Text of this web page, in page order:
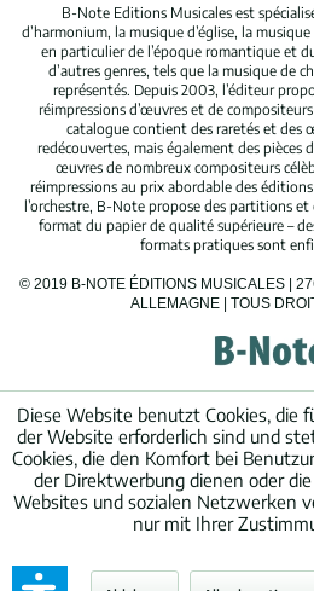
B-Note Editions Musicales est
d’harmonium, la musique d’église, la
en particulier de l’époque romantique et
d’autres genres, tels que la musique de
représentés. Depuis 2003, l’éditeur
réimpressions d’œuvres et de
catalogue contient des raretés et des
redécouvertes, mais également des pièces
œuvres de nombreux compositeurs
réimpressions au prix abordable des
l’orchestre, B-Note propose des partitions
format du papier de qualité supérieure –
formats pratiques sont
© 2019 B-NOTE ÉDITIONS MUSICALES |
ALLEMAGNE | TOUS
Diese Website benutzt Cookies, die
der Website erforderlich sind und
Cookies, die den Komfort bei
der Direktwerbung dienen oder
Websites und sozialen Netzwerken
nur mit Ihrer